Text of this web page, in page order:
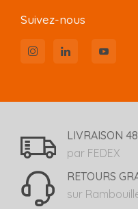
Suivez-nous
LIVRAISON
par FEDEX
RETOURS
sur